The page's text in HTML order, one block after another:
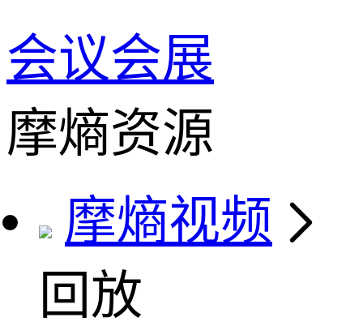
会议会展
摩熵资源
摩熵视频
回放